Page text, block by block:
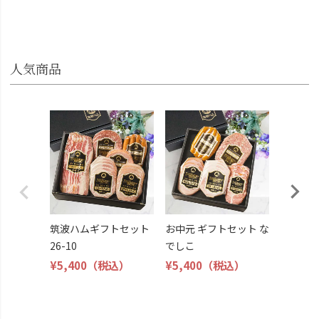
人気商品
筑波ハムギフトセット
26-10
¥5,400 （税込）
お中元 ギフトセット な
でしこ
¥5,400 （税込）